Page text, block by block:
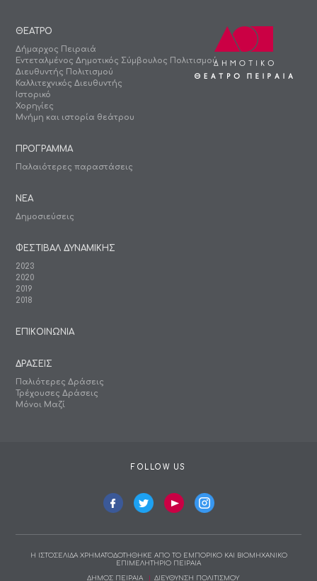
ΘΕΑΤΡΟ
Δήμαρχος Πειραιά
Εντεταλμένος Δημοτικός Σύμβουλος Πολιτισμού
Διευθυντής Πολιτισμού
Καλλιτεχνικός Διευθυντής
Ιστορικό
Χορηγίες
Μνήμη και ιστορία θεάτρου
ΠΡΟΓΡΑΜΜΑ
Παλαιότερες παραστάσεις
ΝΕΑ
Δημοσιεύσεις
ΦΕΣΤΙΒΑΛ ΔΥΝΑΜΙΚΗΣ
2023
2020
2019
2018
ΕΠΙΚΟΙΝΩΝΙΑ
ΔΡΑΣΕΙΣ
Παλιότερες Δράσεις
Τρέχουσες Δράσεις
Μόνοι Μαζί
FOLLOW US
Η ΙΣΤΟΣΕΛΙΔΑ ΧΡΗΜΑΤΟΔΟΤΗΘΗΚΕ ΑΠΟ ΤΟ ΕΜΠΟΡΙΚΟ ΚΑΙ ΒΙΟΜΗΧΑΝΙΚΟ
ΕΠΙΜΕΛΗΤΗΡΙΟ ΠΕΙΡΑΙΑ
ΔΗΜΟΣ ΠΕΙΡΑΙΑ ΔΙΕΥΘΥΝΣΗ ΠΟΛΙΤΙΣΜΟΥ